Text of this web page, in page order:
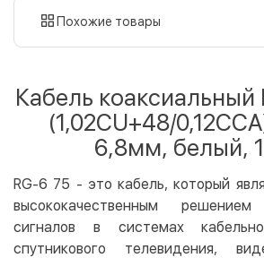
картой
LiqPay
Apple Pay
Google Pay
Безналичный расчет
Оплата на карту юр.лица
Похожие товары
Кабель
(1,02CU+48/
6,8мм, белый,
RG-6 75 - это кабель, который
высококачественным
сигналов в системах
спутникового телевидения,